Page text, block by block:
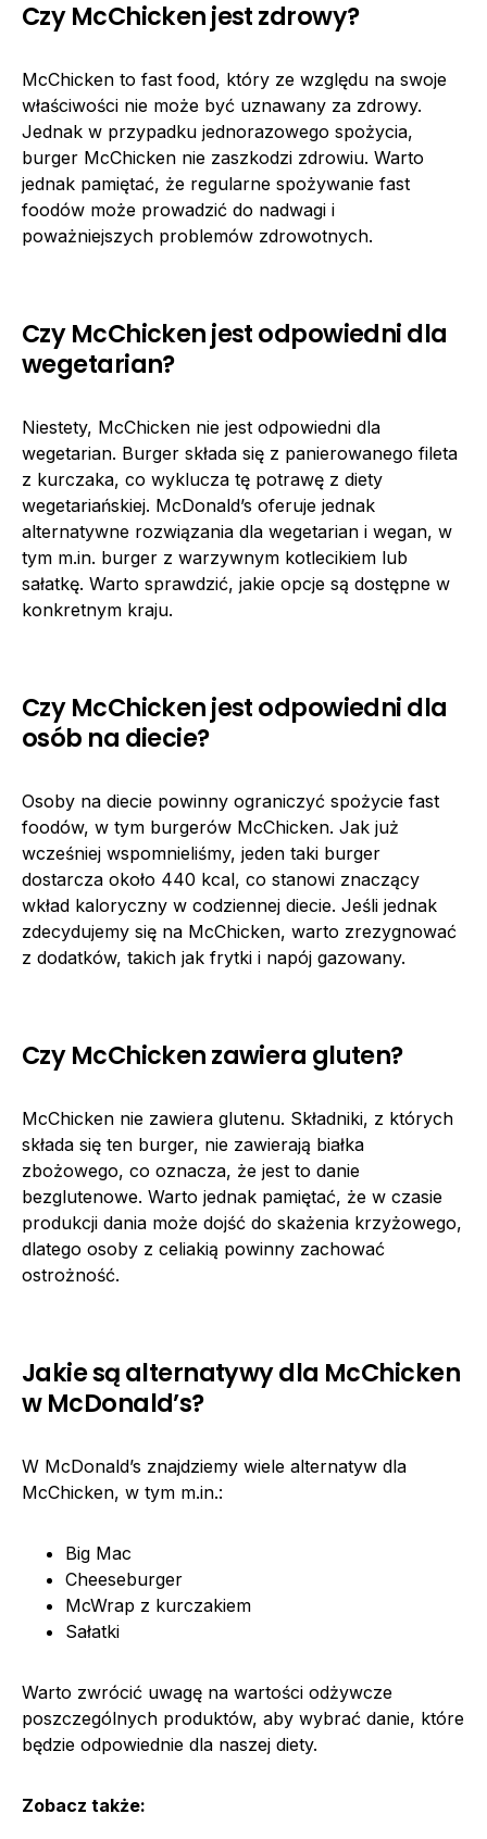
Czy McChicken jest zdrowy?
McChicken to fast food, który ze względu na swoje
właściwości nie może być uznawany za zdrowy.
Jednak w przypadku jednorazowego spożycia,
burger McChicken nie zaszkodzi zdrowiu. Warto
jednak pamiętać, że regularne spożywanie fast
foodów może prowadzić do nadwagi i
poważniejszych problemów zdrowotnych.
Czy McChicken jest odpowiedni dla
wegetarian?
Niestety, McChicken nie jest odpowiedni dla
wegetarian. Burger składa się z panierowanego fileta
z kurczaka, co wyklucza tę potrawę z diety
wegetariańskiej. McDonald’s oferuje jednak
alternatywne rozwiązania dla wegetarian i wegan, w
tym m.in. burger z warzywnym kotlecikiem lub
sałatkę. Warto sprawdzić, jakie opcje są dostępne w
konkretnym kraju.
Czy McChicken jest odpowiedni dla
osób na diecie?
Osoby na diecie powinny ograniczyć spożycie fast
foodów, w tym burgerów McChicken. Jak już
wcześniej wspomnieliśmy, jeden taki burger
dostarcza około 440 kcal, co stanowi znaczący
wkład kaloryczny w codziennej diecie. Jeśli jednak
zdecydujemy się na McChicken, warto zrezygnować
z dodatków, takich jak frytki i napój gazowany.
Czy McChicken zawiera gluten?
McChicken nie zawiera glutenu. Składniki, z których
składa się ten burger, nie zawierają białka
zbożowego, co oznacza, że jest to danie
bezglutenowe. Warto jednak pamiętać, że w czasie
produkcji dania może dojść do skażenia krzyżowego,
dlatego osoby z celiakią powinny zachować
ostrożność.
Jakie są alternatywy dla McChicken
w McDonald’s?
W McDonald’s znajdziemy wiele alternatyw dla
McChicken, w tym m.in.:
Big Mac
Cheeseburger
McWrap z kurczakiem
Sałatki
Warto zwrócić uwagę na wartości odżywcze
poszczególnych produktów, aby wybrać danie, które
będzie odpowiednie dla naszej diety.
Zobacz także: